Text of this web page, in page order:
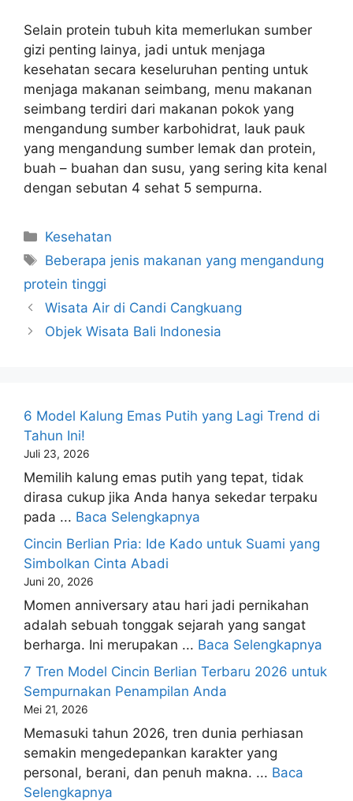
Selain protein tubuh kita memerlukan sumber
gizi penting lainya, jadi untuk menjaga
kesehatan secara keseluruhan penting untuk
menjaga makanan seimbang, menu makanan
seimbang terdiri dari makanan pokok yang
mengandung sumber karbohidrat, lauk pauk
yang mengandung sumber lemak dan protein,
buah – buahan dan susu, yang sering kita kenal
dengan sebutan 4 sehat 5 sempurna.
Kategori
Kesehatan
Tag
Beberapa jenis makanan yang mengandung
protein tinggi
Wisata Air di Candi Cangkuang
Objek Wisata Bali Indonesia
6 Model Kalung Emas Putih yang Lagi Trend di
Tahun Ini!
Juli 23, 2026
Memilih kalung emas putih yang tepat, tidak
dirasa cukup jika Anda hanya sekedar terpaku
pada ... Baca Selengkapnya
Cincin Berlian Pria: Ide Kado untuk Suami yang
Simbolkan Cinta Abadi
Juni 20, 2026
Momen anniversary atau hari jadi pernikahan
adalah sebuah tonggak sejarah yang sangat
berharga. Ini merupakan ... Baca Selengkapnya
7 Tren Model Cincin Berlian Terbaru 2026 untuk
Sempurnakan Penampilan Anda
Mei 21, 2026
Memasuki tahun 2026, tren dunia perhiasan
semakin mengedepankan karakter yang
personal, berani, dan penuh makna. ... Baca
Selengkapnya